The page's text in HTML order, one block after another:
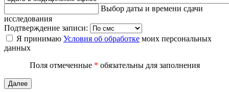
Выбор даты и времени сдачи
исследования
Подтверждение записи:
Я принимаю Условия об обработке моих персональных
данных
Поля отмеченные * обязательны для заполнения
Далее